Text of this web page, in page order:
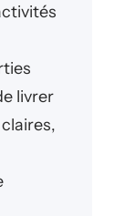
livrer